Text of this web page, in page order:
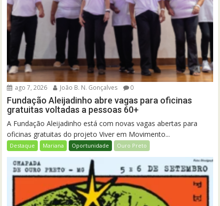
ago 7, 2026 João B. N. Gonçalves 0
Fundação Aleijadinho abre vagas para oficinas
gratuitas voltadas a pessoas 60+
A Fundação Aleijadinho está com novas vagas abertas para
oficinas gratuitas do projeto Viver em Movimento...
Destaque Mariana Oportunidade Ouro Preto